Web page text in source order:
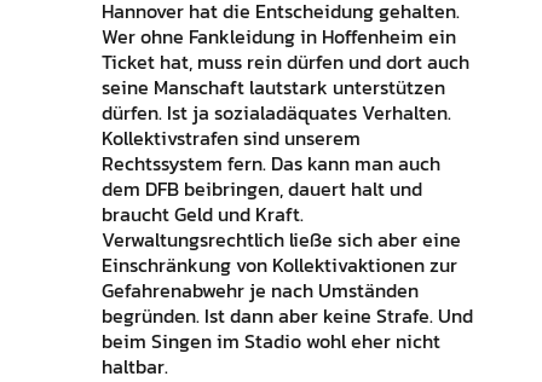
Hannover hat die Entscheidung gehalten.
Wer ohne Fankleidung in Hoffenheim ein
Ticket hat, muss rein dürfen und dort auch
seine Manschaft lautstark unterstützen
dürfen. Ist ja sozialadäquates Verhalten.
Kollektivstrafen sind unserem
Rechtssystem fern. Das kann man auch
dem DFB beibringen, dauert halt und
braucht Geld und Kraft.
Verwaltungsrechtlich ließe sich aber eine
Einschränkung von Kollektivaktionen zur
Gefahrenabwehr je nach Umständen
begründen. Ist dann aber keine Strafe. Und
beim Singen im Stadio wohl eher nicht
haltbar.